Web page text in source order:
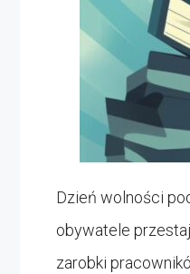
Dzień wolności
obywatele
zarobki